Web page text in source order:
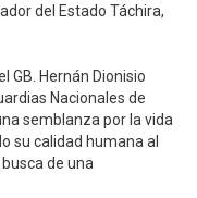
del Estado Táchira,
GB. Hernán Dionisio
Nacionales de
semblanza por la vida
su calidad humana al
de una